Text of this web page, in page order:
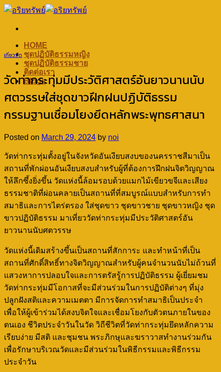
Skip
HOME
ชุดปฏิบัติธรรมหญิง
ชุดปฏิบัติธรรมชาย
ติดต่อเรา
Blogs
เที่ยววัด
วัดท่ากระทุ่มมีประวัติศาสตร์อันยาวนานนับ
ศตวรรษใส่ชุดขาวฝึกฝนปฏิบัติธรรม
กรรมฐานเชื่อมโยงยึดหลักพระพุทธศาสนา
Posted on March 29, 2024 by noi
วัดท่ากระทุ่มตั้งอยู่ในจังหวัดอันเงียบสงบของนครราชสีมาเป็น
สถานที่พักผ่อนอันเงียบสงบสำหรับผู้ที่ต้องการฝึกฝนจิตวิญญาณ
ให้ลึกซึ้งยิ่งขึ้น วัดแห่งนี้ล้อมรอบด้วยแมกไม้เขียวขจีและเสียง
ธรรมชาติที่ผ่อนคลายเป็นสถานที่ที่สมบูรณ์แบบสำหรับการทำ
สมาธิและการไตร่ตรอง ใส่ชุดขาว ชุดขาวชาย ชุดขาวหญิง ชุด
ขาวปฏิบัติธรรม มาเที่ยววัดท่ากระทุ่มมีประวัติศาสตร์อัน
ยาวนานนับศตวรรษ
วัดแห่งนี้เดิมสร้างขึ้นเป็นสถานที่สักการะ และทำหน้าที่เป็น
สถานที่ศักดิ์สิทธิ์ทางจิตวิญญาณสำหรับผู้คนจำนวนนับไม่ถ้วนที่
แสวงหาการปลอบใจและการตรัสรู้การปฏิบัติธรรม ผู้เยี่ยมชม
วัดท่ากระทุ่มมีโอกาสที่จะมีส่วนร่วมในการปฏิบัติต่างๆ ที่มุ่ง
ปลูกฝังสติและความเมตตา มีการจัดการทำสมาธิเป็นประจำ
เพื่อให้ผู้เข้าร่วมได้สงบจิตใจและเชื่อมโยงกับตัวตนภายในของ
ตนเอง ชีวิตประจำวันในวัด วิถีชีวิตที่วัดท่ากระทุ่มยึดหลักความ
เรียบง่าย มีสติ และชุมชน พระภิกษุและฆราวาสทำงานร่วมกัน
เพื่อรักษาบริเวณวัดและมีส่วนร่วมในพิธีกรรมและพิธีกรรม
ประจำวัน